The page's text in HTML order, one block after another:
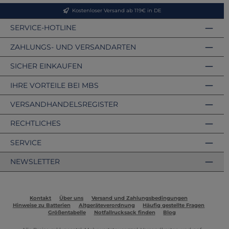
Kostenloser Versand ab 119€ in DE
SERVICE-HOTLINE
ZAHLUNGS- UND VERSANDARTEN
VERSANDHANDELSREGISTER
SICHER EINKAUFEN
IHRE VORTEILE BEI MBS
RECHTLICHES
SERVICE
NEWSLETTER
Kontakt Über uns
Versand und Zahlungsbedingungen
Hinweise zu Batterien
Altgeräteverordnung
Häufig gestellte Fragen
Größentabelle
Notfallrucksack finden Blog